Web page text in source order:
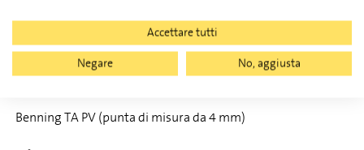
Benning TA PV (punta di misura da 4 mm)
Accettare tutti
Negare
No, aggiusta